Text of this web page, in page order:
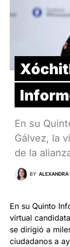
En su
Gálvez, la
de la
BY ALEXANDRA
En su Quinto
virtual
se dirigió a
ciudadanos a